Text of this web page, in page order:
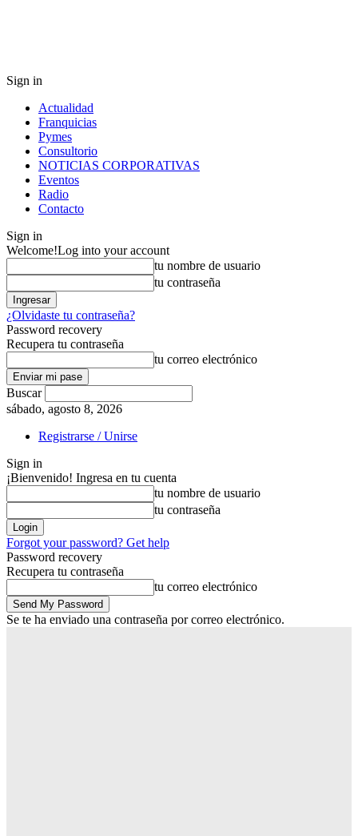
Sign in
Actualidad
Franquicias
Pymes
Consultorio
NOTICIAS CORPORATIVAS
Eventos
Radio
Contacto
Sign in
Welcome!Log into your account
tu nombre de usuario
tu contraseña
¿Olvidaste tu contraseña?
Password recovery
Recupera tu contraseña
tu correo electrónico
Buscar
sábado, agosto 8, 2026
Registrarse / Unirse
Sign in
¡Bienvenido! Ingresa en tu cuenta
tu nombre de usuario
tu contraseña
Forgot your password? Get help
Password recovery
Recupera tu contraseña
tu correo electrónico
Se te ha enviado una contraseña por correo electrónico.